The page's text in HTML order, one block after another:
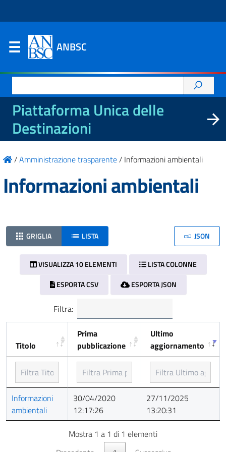
ANBSC
per:
Piattaforma Unica delle
Destinazioni
/Amministrazione trasparente/ Informazioni ambientali
Informazioni ambientali
GRIGLIA LISTA JSON
VISUALIZZA 10 ELEMENTI
LISTA COLONNE
ESPORTA CSV
ESPORTA JSON
Filtra:
Titolo
Prima
pubblicazione
Ultimo
aggiornamento
Titolo
Prima
pubblicazione
Ultimo
aggiornamento
Informazioni
ambientali
30/04/2020
12:17:26
27/11/2025
13:20:31
Mostra 1 a 1 di 1 elementi